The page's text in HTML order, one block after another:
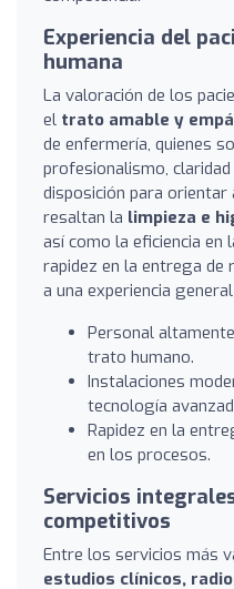
Experiencia del
humana
La valoración de los
el trato amable y
de enfermería, quienes
profesionalismo,
disposición para orientar
resaltan la limpieza e
así como la eficiencia
rapidez en la entrega de
a una experiencia
Personal
trato humano.
Instalaciones
tecnología
Rapidez en la
en los procesos.
Servicios
competitivos
Entre los servicios más
estudios clínicos,